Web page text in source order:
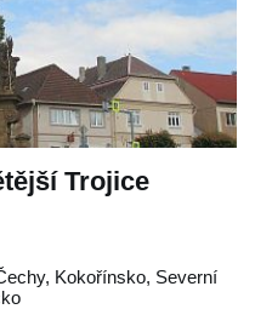
Trojice
, Kokořínsko, Severní